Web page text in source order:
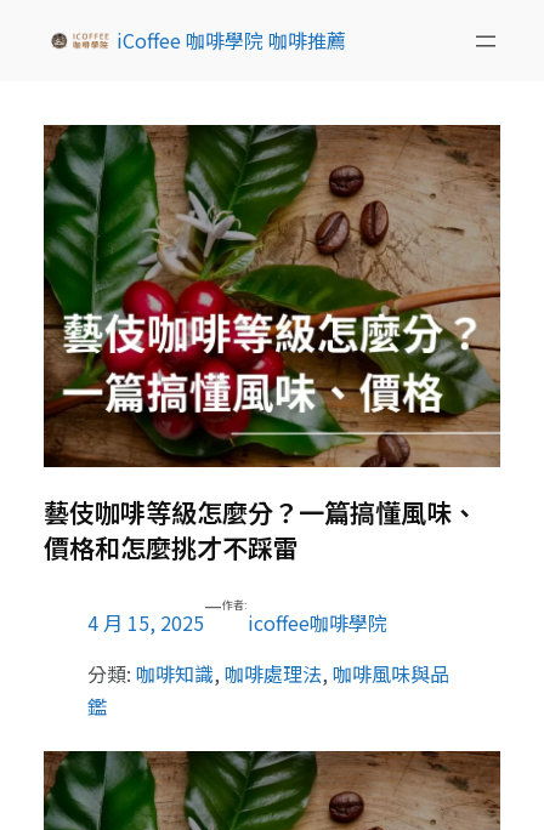
iCoffee 咖啡學院 咖啡推薦
藝伎咖啡等級怎麼分？一篇搞懂風味、
價格和怎麼挑才不踩雷
4 月 15, 2025
—作者:
icoffee咖啡學院
分類: 咖啡知識, 咖啡處理法, 咖啡風味與品
鑑